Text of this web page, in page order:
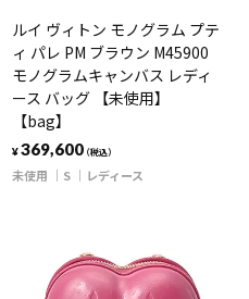
ルイ ヴィトン モノグラム プテ
ィ パレ PM ブラウン M45900
モノグラムキャンバス レディ
ース バッグ 【未使用】
【bag】
¥369,600（税込）
未使用 S レディース